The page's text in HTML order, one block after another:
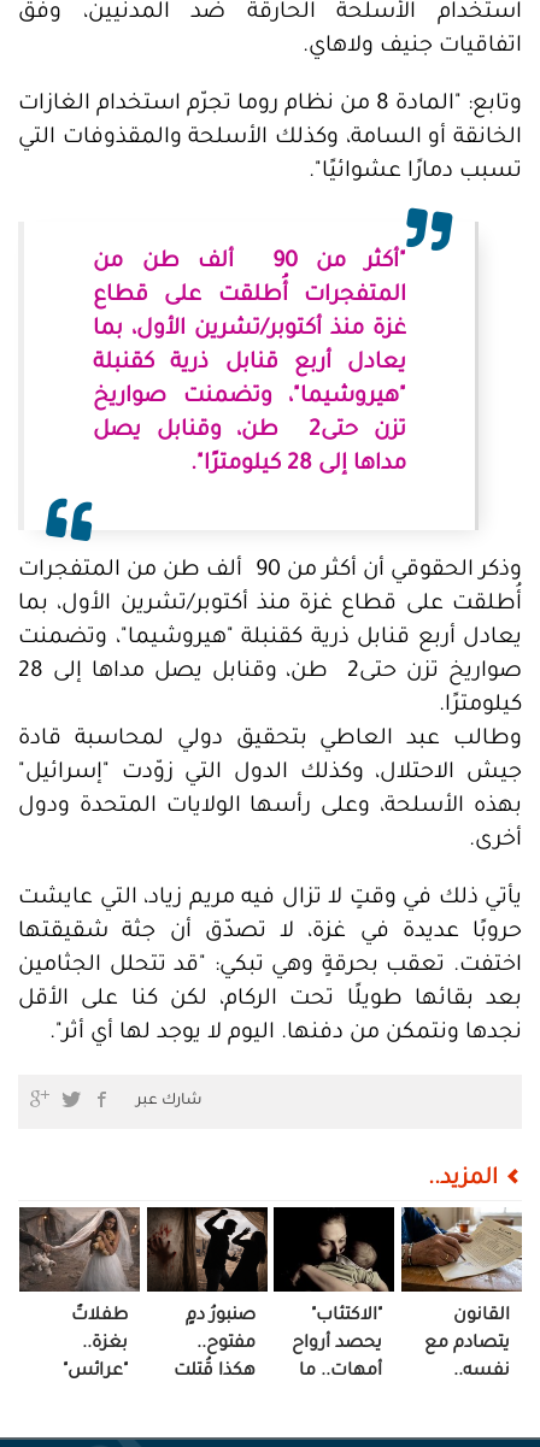
استخدام الأسلحة الحارقة ضد المدنيين، وفق
اتفاقيات جنيف ولاهاي.
وتابع: "المادة 8 من نظام روما تجرّم استخدام الغازات
الخانقة أو السامة، وكذلك الأسلحة والمقذوفات التي
تسبب دمارًا عشوائيًا".
"أكثر من 90 ألف طن من
المتفجرات أُطلقت على قطاع
غزة منذ أكتوبر/تشرين الأول، بما
يعادل أربع قنابل ذرية كقنبلة
"هيروشيما"، وتضمنت صواريخ
تزن حتى2 طن، وقنابل يصل
مداها إلى 28 كيلومترًا".
وذكر الحقوقي أن أكثر من 90 ألف طن من المتفجرات
أُطلقت على قطاع غزة منذ أكتوبر/تشرين الأول، بما
يعادل أربع قنابل ذرية كقنبلة "هيروشيما"، وتضمنت
صواريخ تزن حتى2 طن، وقنابل يصل مداها إلى 28
كيلومترًا.
وطالب عبد العاطي بتحقيق دولي لمحاسبة قادة
جيش الاحتلال، وكذلك الدول التي زوّدت "إسرائيل"
بهذه الأسلحة، وعلى رأسها الولايات المتحدة ودول
أخرى.
يأتي ذلك في وقتٍ لا تزال فيه مريم زياد، التي عايشت
حروبًا عديدة في غزة، لا تصدّق أن جثة شقيقتها
اختفت. تعقب بحرقةٍ وهي تبكي: "قد تتحلل الجثامين
بعد بقائها طويلًا تحت الركام، لكن كنا على الأقل
نجدها ونتمكن من دفنها. اليوم لا يوجد لها أي أثر".
شارك عبر
المزيد..
القانون
يتصادم مع
نفسه..
"الاكتئاب"
يحصد أرواح
أمهات.. ما
صنبورُ دمٍ
مفتوح..
هكذا قُتلت
طفلاتٌ
بغزة..
"عرائس"